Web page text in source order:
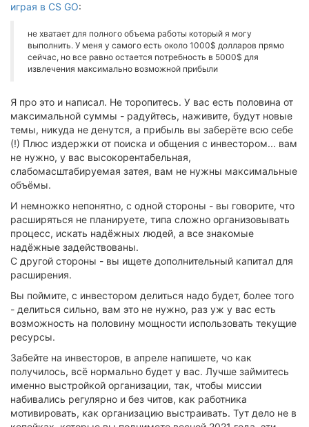
играя в CS GO:
не хватает для полного объема работы который я могу
выполнить. У меня у самого есть около 1000$ долларов прямо
сейчас, но все равно остается потребность в 5000$ для
извлечения максимально возможной прибыли
Я про это и написал. Не торопитесь. У вас есть половина от
максимальной суммы - радуйтесь, наживите, будут новые
темы, никуда не денутся, а прибыль вы заберёте всю себе
(!) Плюс издержки от поиска и общения с инвестором... вам
не нужно, у вас высокорентабельная,
слабомасштабируемая затея, вам не нужны максимальные
объёмы.
И немножко непонятно, с одной стороны - вы говорите, что
расширяться не планируете, типа сложно организовывать
процесс, искать надёжных людей, а все знакомые
надёжные задействованы.
С другой стороны - вы ищете дополнительный капитал для
расширения.
Вы поймите, с инвестором делиться надо будет, более того
- делиться сильно, вам это не нужно, раз уж у вас есть
возможность на половину мощности использовать текущие
ресурсы.
Забейте на инвесторов, в апреле напишете, чо как
получилось, всё нормально будет у вас. Лучше займитесь
именно выстройкой организации, так, чтобы миссии
набивались регулярно и без читов, как работника
мотивировать, как организацию выстраивать. Тут дело не в